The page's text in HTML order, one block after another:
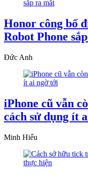
Honor công bố
Robot Phone
Đức Anh
iPhone cũ vẫn
cách sử dụng ít
Minh Hiếu